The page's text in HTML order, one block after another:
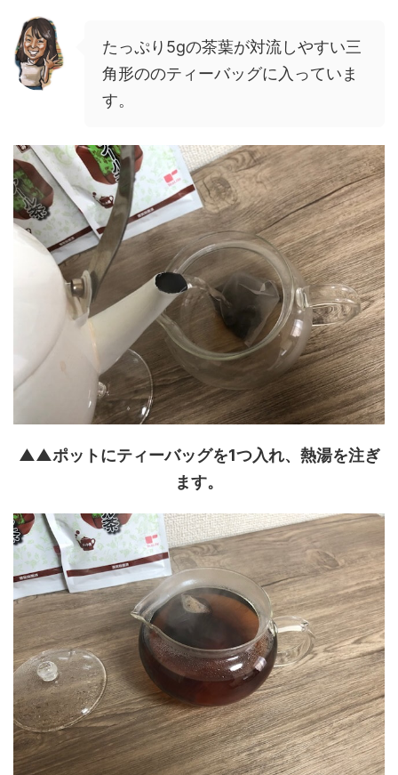
たっぷり5gの茶葉が対流しやすい三
角形ののティーバッグに入っていま
す。
▲▲ポットにティーバッグを1つ入れ、熱湯を注ぎ
ます。